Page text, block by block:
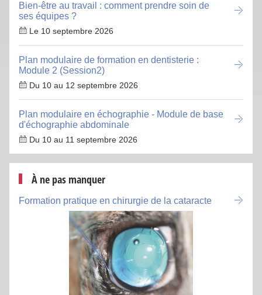
Bien-être au travail : comment prendre soin de
ses équipes ?
Le 10 septembre 2026
Plan modulaire de formation en dentisterie :
Module 2 (Session2)
Du 10 au 12 septembre 2026
Plan modulaire en échographie - Module de base
d'échographie abdominale
Du 10 au 11 septembre 2026
À ne pas manquer
Formation pratique en chirurgie de la cataracte